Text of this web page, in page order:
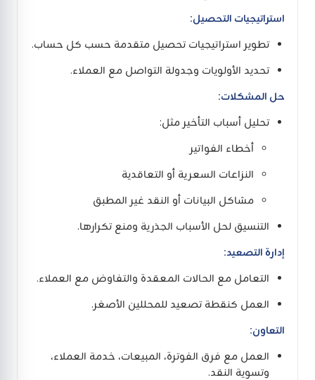
استراتيجيات التحصيل:
تطوير استراتيجيات تحصيل متقدمة حسب كل حساب.
تحديد الأولويات وجدولة التواصل مع العملاء.
حل المشكلات:
تحليل أسباب التأخير مثل:
أخطاء الفواتير
النزاعات السعرية أو التعاقدية
مشاكل البيانات أو النقد غير المطبق
التنسيق لحل الأسباب الجذرية ومنع تكرارها.
إدارة التصعيد:
التعامل مع الحالات المعقدة والتفاوض مع العملاء.
العمل كنقطة تصعيد للمحللين الأصغر.
التعاون:
العمل مع فرق الفوترة، المبيعات، خدمة العملاء،
وتسوية النقد.